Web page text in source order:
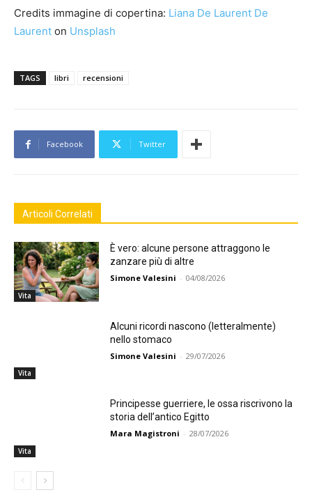
Credits immagine di copertina: Liana De Laurent De
Laurent on Unsplash
TAGS libri recensioni
Facebook Twitter
Articoli Correlati
Vita
È vero: alcune persone attraggono le
zanzare più di altre
Simone Valesini - 04/08/2026
Vita
Alcuni ricordi nascono (letteralmente)
nello stomaco
Simone Valesini - 29/07/2026
Vita
Principesse guerriere, le ossa riscrivono la
storia dell’antico Egitto
Mara Magistroni - 28/07/2026